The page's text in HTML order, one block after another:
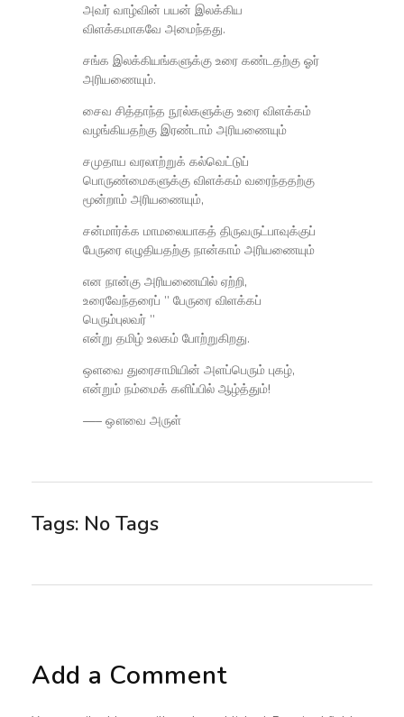
அவர் வாழ்வின் பயன் இலக்கிய
விளக்கமாகவே அமைந்தது.
சங்க இலக்கியங்களுக்கு உரை கண்டதற்கு ஓர்
அரியணையும்.
சைவ சித்தாந்த நூல்களுக்கு உரை விளக்கம்
வழங்கியதற்கு இரண்டாம் அரியணையும்
சமுதாய வரலாற்றுக் கல்வெட்டுப்
பொருண்மைகளுக்கு விளக்கம் வரைந்ததற்கு
மூன்றாம் அரியணையும்,
சன்மார்க்க மாமலையாகத் திருவருட்பாவுக்குப்
பேருரை எழுதியதற்கு நான்காம் அரியணையும்
என நான்கு அரியணையில் ஏற்றி,
உரைவேந்தரைப் ” பேருரை விளக்கப்
பெரும்புலவர் ”
என்று தமிழ் உலகம் போற்றுகிறது.
ஒளவை துரைசாமியின் அளப்பெரும் புகழ்,
என்றும் நம்மைக் களிப்பில் ஆழ்த்தும்!
—– ஔவை அருள்
Tags: No Tags
Add a Comment